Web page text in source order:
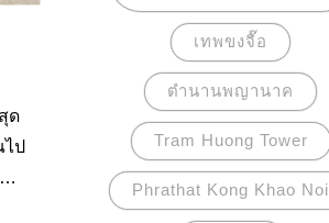
ด
ป
ง
เทพขงจื๊อ
ตำนานพญานาค
Tram Huong Tower
Phrathat Kong Khao Noi